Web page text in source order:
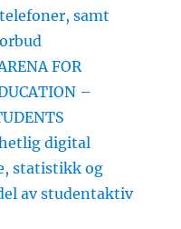
samt
FOR
–
digital
statistikk og
av studentaktiv